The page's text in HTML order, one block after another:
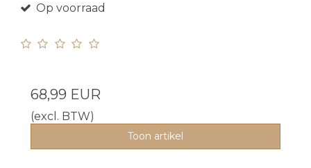
Op voorraad
68,99 EUR
(excl. BTW)
Toon artikel